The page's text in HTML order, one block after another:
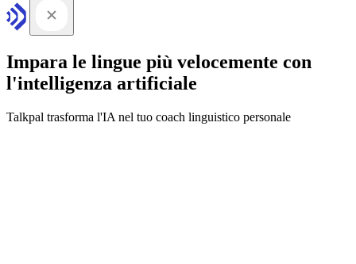
Impara le lingue più velocemente con
l'intelligenza artificiale
Talkpal trasforma l'IA nel tuo coach linguistico personale